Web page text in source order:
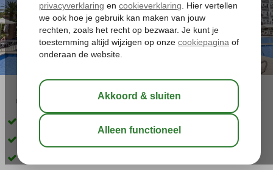
02:30 aug 30°C
Super ligging t.o.v. strand, boulevard en winkels
In een half uurtje in Palma de Mallorca!